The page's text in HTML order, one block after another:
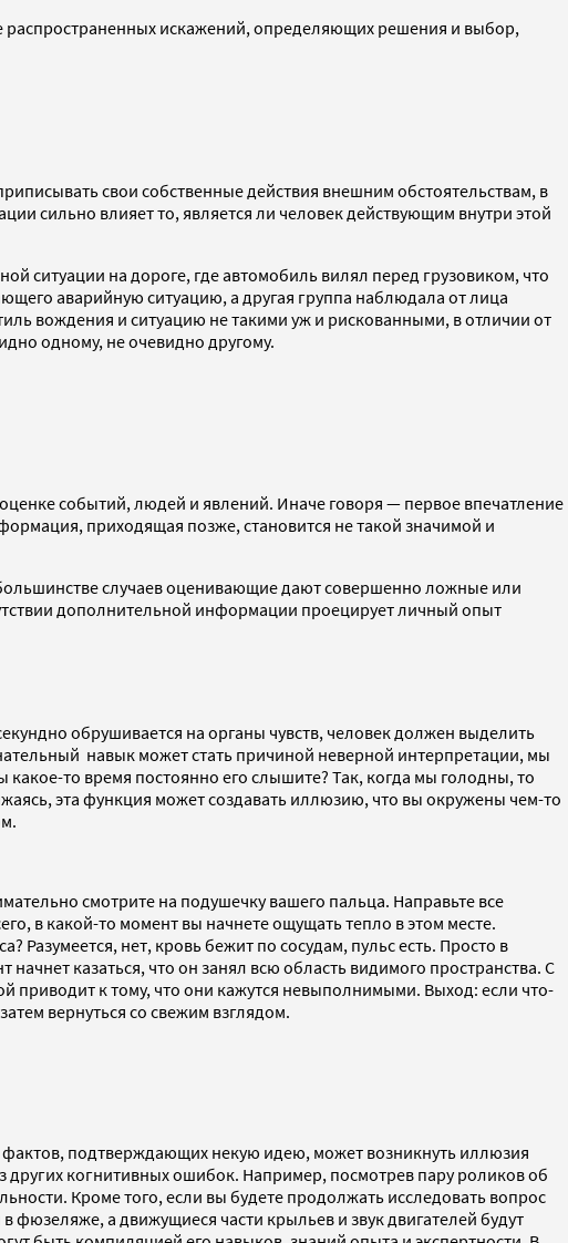
искажений, определяющих решения и выбор,
свои собственные действия внешним обстоятельствам, в
сильно влияет то, является ли человек действующим внутри этой
ситуации на дороге, где автомобиль вилял перед грузовиком, что
аварийную ситуацию, а другая группа наблюдала от лица
вождения и ситуацию не такими уж и рискованными, в отличии от
одному, не очевидно другому.
событий, людей и явлений. Иначе говоря — первое впечатление
приходящая позже, становится не такой значимой и
случаев оценивающие дают совершенно ложные или
дополнительной информации проецирует личный опыт
обрушивается на органы чувств, человек должен выделить
навык может стать причиной неверной интерпретации, мы
то время постоянно его слышите? Так, когда мы голодны, то
эта функция может создавать иллюзию, что вы окружены чем-то
смотрите на подушечку вашего пальца. Направьте все
в какой-то момент вы начнете ощущать тепло в этом месте.
нет, кровь бежит по сосудам, пульс есть. Просто в
казаться, что он занял всю область видимого пространства. С
приводит к тому, что они кажутся невыполнимыми. Выход: если что-
вернуться со свежим взглядом.
фактов, подтверждающих некую идею, может возникнуть иллюзия
других когнитивных ошибок. Например, посмотрев пару роликов об
Кроме того, если вы будете продолжать исследовать вопрос
а движущиеся части крыльев и звук двигателей будут